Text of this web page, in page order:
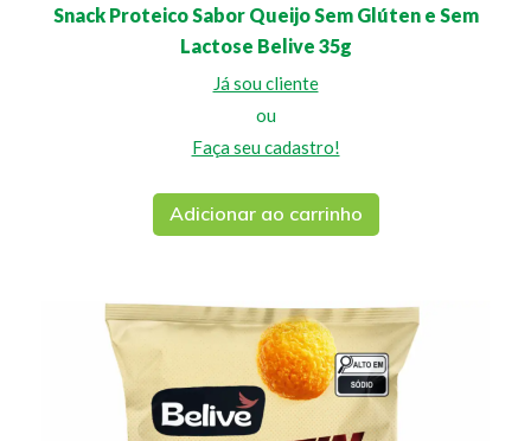
Snack Proteico Sabor Queijo Sem Glúten e Sem
Lactose Belive 35g
Já sou cliente
ou
Faça seu cadastro!
Adicionar ao carrinho